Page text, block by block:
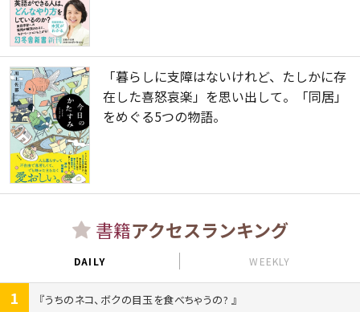
「暮らしに支障はないけれど、たしかに存
在した喜怒哀楽」を思い出して。「同居」
をめぐる5つの物語。
書籍アクセスランキング
DAILY WEEKLY
1
うちのネコ、ボクの目玉を食べちゃうの?